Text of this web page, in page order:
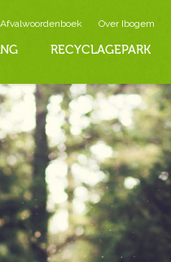
Afvalwoordenboek Over Ibogem
RECYCLAGEPARK